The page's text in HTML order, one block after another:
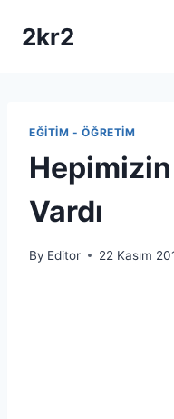
2kr2
EĞITIM - ÖĞRETIM
Vardı
By Editor 22 Kasım